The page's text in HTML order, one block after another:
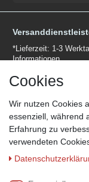
*Lieferzeit: 1-3
Informationen
Zahlungsarten
Cookies
Wir nutzen Cookies
essenziell, während
Erfahrung zu
verwendeten